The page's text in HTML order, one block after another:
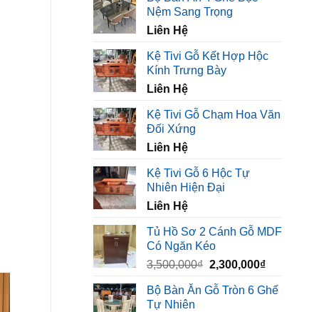
Nệm Sang Trọng
Liên Hệ
Kệ Tivi Gỗ Kết Hợp Hộc
Kính Trưng Bày
Liên Hệ
Kệ Tivi Gỗ Chạm Hoa Văn
Đối Xứng
Liên Hệ
Kệ Tivi Gỗ 6 Hộc Tự
Nhiên Hiện Đại
Liên Hệ
Tủ Hồ Sơ 2 Cánh Gỗ MDF
Có Ngăn Kéo
3,500,000₫ Giá
là:
2,300,000₫Giá
tại
Bộ Bàn Ăn Gỗ Tròn 6 Ghế
Tự Nhiên